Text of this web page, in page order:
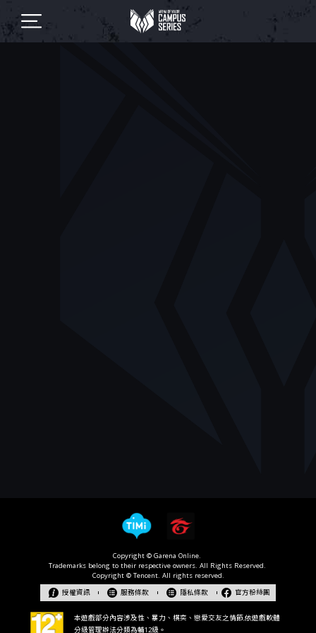
授權資訊 服務條款 隱私條款 官方粉絲團